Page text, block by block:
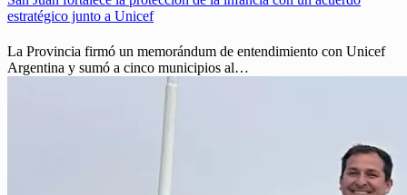
estratégico junto a Unicef
La Provincia firmó un memorándum de entendimiento con Unicef
Argentina y sumó a cinco municipios al…